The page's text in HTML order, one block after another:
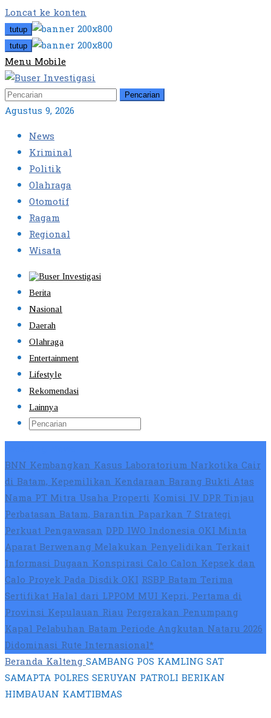
Loncat ke konten
tutup
tutup
Menu Mobile
Pencarian
Agustus 9, 2026
News
Kriminal
Politik
Olahraga
Otomotif
Ragam
Regional
Wisata
Berita
Nasional
Daerah
Olahraga
Entertainment
Lifestyle
Rekomendasi
Lainnya
BNN Kembangkan Kasus Laboratorium Narkotika Cair
di Batam, Kepemilikan Kendaraan Barang Bukti Atas
Nama PT Mitra Usaha PropertiKomisi IV DPR Tinjau
Perbatasan Batam, Barantin Paparkan 7 Strategi
Perkuat PengawasanDPD IWO Indonesia OKI Minta
Aparat Berwenang Melakukan Penyelidikan Terkait
Informasi Dugaan Konspirasi Calo Calon Kepsek dan
Calo Proyek Pada Disdik OKIRSBP Batam Terima
Sertifikat Halal dari LPPOM MUI Kepri, Pertama di
Provinsi Kepulauan RiauPergerakan Penumpang
Kapal Pelabuhan Batam Periode Angkutan Nataru 2026
Didominasi Rute Internasional*
BerandaKaltengSAMBANG POS KAMLING SAT
SAMAPTA POLRES SERUYAN PATROLI BERIKAN
HIMBAUAN KAMTIBMAS